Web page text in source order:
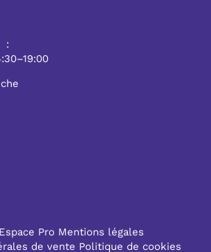
:
Espace Pro Mentions légales
de vente Politique de cookies